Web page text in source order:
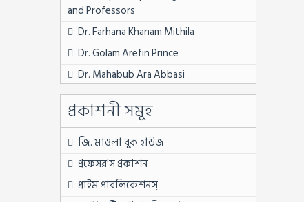
৭ম সেমিস্টার
৭ম সেমিস্টার ফুল সেট
BPSC নন ক্যাডার
First Year
MATS
Second Year
Third Year
অন্যান্য চাকরি বিষয়ক
অষ্টম শ্রেণি
and Professors
Dr. Farhana Khanam Mithila
Dr. Golam Arefin Prince
Dr. Mahabub Ara Abbasi
Dr. Md. Abdul Momen
Dr. Soheli Sultana
Dr. Sukumar Saha
Dr. Sumi Barua
Dr. Syed Md. Kamrul Hossain
প্রকাশনী সমূহ
জি. মাওলা বুক হাউজ
প্রফেসর'স প্রকাশন
প্রাইম পাবলিকেশনস্